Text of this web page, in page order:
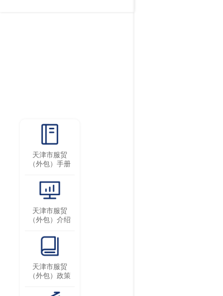
天津市服贸
（外包）手册
天津市服贸
（外包）介绍
天津市服贸
（外包）政策